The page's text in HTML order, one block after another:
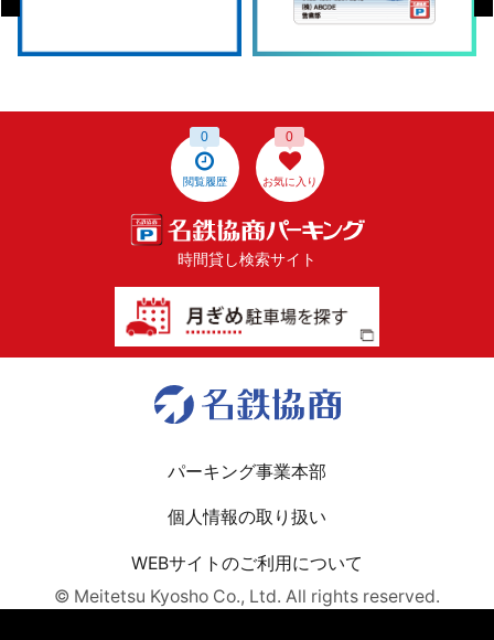
閲覧履歴
0
お気に入り
0
時間貸し検索サイト
パーキング事業本部
個人情報の取り扱い
WEBサイトのご利用について
© Meitetsu Kyosho Co., Ltd. All rights reserved.